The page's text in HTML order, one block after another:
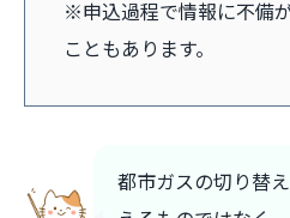
※申込過程で情報に不備
こともあります。
都市ガスの切り替